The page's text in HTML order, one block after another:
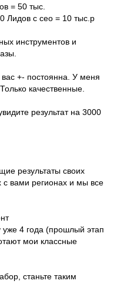
= 50 тыс.
Лидов с сео = 10 тыс.р
инструментов и
вас +- постоянна. У меня
качественные.
результат на 3000
результаты своих
с вами регионах и мы все
уже 4 года (прошлый этап
мои классные
станьте таким